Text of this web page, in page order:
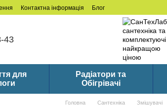
Контактна інформація Блог
43
для
Радіатори та
Обігрівачі
Головна Сантехніка Змішувачі